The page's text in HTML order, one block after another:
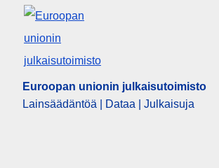
Euroopan unionin julkaisutoimisto
Lainsäädäntöä | Dataa | Julkaisuja